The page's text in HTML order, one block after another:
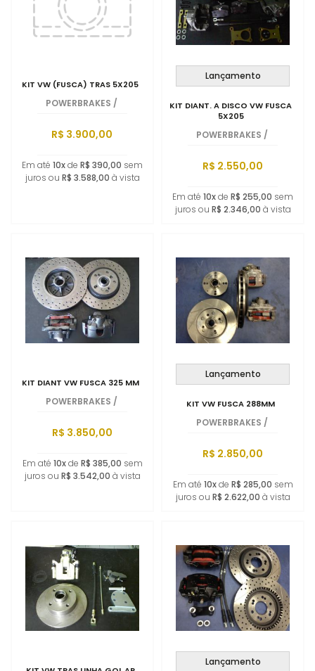
KIT VW (FUSCA) TRAS 5X205
POWERBRAKES /
R$ 3.900,00
Em até 10xde R$ 390,00 sem
juros ou R$ 3.588,00 à vista
Lançamento
KIT DIANT. A DISCO VW FUSCA
5X205
POWERBRAKES /
R$ 2.550,00
Em até 10xde R$ 255,00 sem
juros ou R$ 2.346,00 à vista
KIT DIANT VW FUSCA 325 MM
POWERBRAKES /
R$ 3.850,00
Em até 10xde R$ 385,00 sem
juros ou R$ 3.542,00 à vista
Lançamento
KIT VW FUSCA 288MM
POWERBRAKES /
R$ 2.850,00
Em até 10xde R$ 285,00 sem
juros ou R$ 2.622,00 à vista
Lançamento